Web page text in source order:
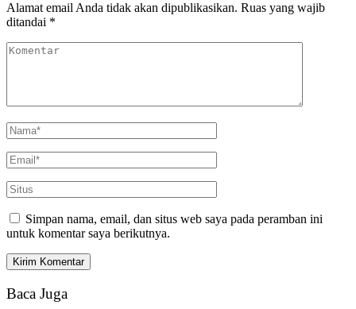
Alamat email Anda tidak akan dipublikasikan. Ruas yang wajib
ditandai *
Simpan nama, email, dan situs web saya pada peramban ini
untuk komentar saya berikutnya.
Baca Juga